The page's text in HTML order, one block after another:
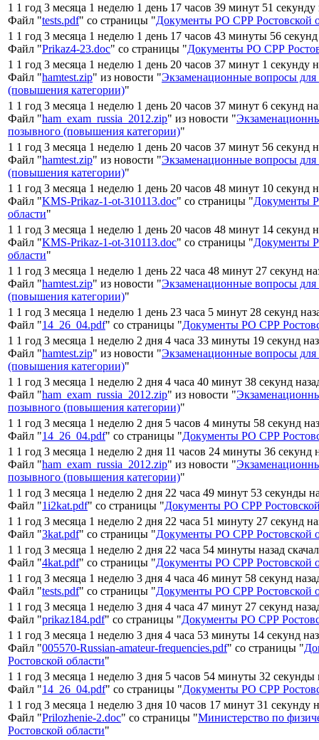
1 1 год 3 месяца 1 неделю 1 день 17 часов 39 минут 51 секунду
Файл "tests.pdf" со страницы "Документы РО СРР Ростовской
1 1 год 3 месяца 1 неделю 1 день 17 часов 43 минуты 56 секунд
Файл "Prikaz4-23.doc" со страницы "Документы РО СРР
1 1 год 3 месяца 1 неделю 1 день 20 часов 37 минут 1 секунду
Файл "hamtest.zip" из новости "Экзаменационные вопросы
(повышения категории)"
1 1 год 3 месяца 1 неделю 1 день 20 часов 37 минут 6 секунд
Файл "ham_exam_russia_2012.zip" из новости "
позывного (повышения категории)"
1 1 год 3 месяца 1 неделю 1 день 20 часов 37 минут 56 секунд
Файл "hamtest.zip" из новости "Экзаменационные вопросы
(повышения категории)"
1 1 год 3 месяца 1 неделю 1 день 20 часов 48 минут 10 секунд
Файл "KMS-Prikaz-1-ot-310113.doc" со страницы "Документы
области"
1 1 год 3 месяца 1 неделю 1 день 20 часов 48 минут 14 секунд
Файл "KMS-Prikaz-1-ot-310113.doc" со страницы "Документы
области"
1 1 год 3 месяца 1 неделю 1 день 22 часа 48 минут 27 секунд
Файл "hamtest.zip" из новости "Экзаменационные вопросы
(повышения категории)"
1 1 год 3 месяца 1 неделю 1 день 23 часа 5 минут 28 секунд
Файл "14_26_04.pdf" со страницы "Документы РО СРР
1 1 год 3 месяца 1 неделю 2 дня 4 часа 33 минуты 19 секунд
Файл "hamtest.zip" из новости "Экзаменационные вопросы
(повышения категории)"
1 1 год 3 месяца 1 неделю 2 дня 4 часа 40 минут 38 секунд
Файл "ham_exam_russia_2012.zip" из новости "
позывного (повышения категории)"
1 1 год 3 месяца 1 неделю 2 дня 5 часов 4 минуты 58 секунд
Файл "14_26_04.pdf" со страницы "Документы РО СРР
1 1 год 3 месяца 1 неделю 2 дня 11 часов 24 минуты 36 секунд
Файл "ham_exam_russia_2012.zip" из новости "
позывного (повышения категории)"
1 1 год 3 месяца 1 неделю 2 дня 22 часа 49 минут 53 секунды
Файл "1i2kat.pdf" со страницы "Документы РО СРР
1 1 год 3 месяца 1 неделю 2 дня 22 часа 51 минуту 27 секунд
Файл "3kat.pdf" со страницы "Документы РО СРР Ростовской
1 1 год 3 месяца 1 неделю 2 дня 22 часа 54 минуты назад
Файл "4kat.pdf" со страницы "Документы РО СРР Ростовской
1 1 год 3 месяца 1 неделю 3 дня 4 часа 46 минут 58 секунд
Файл "tests.pdf" со страницы "Документы РО СРР Ростовской
1 1 год 3 месяца 1 неделю 3 дня 4 часа 47 минут 27 секунд
Файл "prikaz184.pdf" со страницы "Документы РО СРР
1 1 год 3 месяца 1 неделю 3 дня 4 часа 53 минуты 14 секунд
Файл "005570-Russian-amateur-frequencies.pdf" со страницы "
Ростовской области"
1 1 год 3 месяца 1 неделю 3 дня 5 часов 54 минуты 32 секунды
Файл "14_26_04.pdf" со страницы "Документы РО СРР
1 1 год 3 месяца 1 неделю 3 дня 10 часов 17 минут 31 секунду
Файл "Prilozhenie-2.doc" со страницы "Министерство по
Ростовской области"